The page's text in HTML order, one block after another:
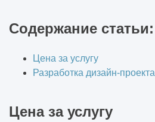
Содержание статьи:
Цена за услугу
Разработка дизайн-проекта
Цена за услугу